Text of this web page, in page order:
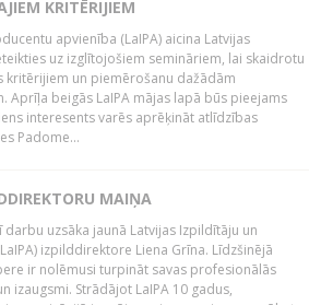
KRITĒRIJIEM
apvienība (LaIPA) aicina Latvijas
uz izglītojošiem semināriem, lai skaidrotu
kritērijiem un piemērošanu dažādām
Aprīļa beigās LaIPA mājas lapā būs pieejams
interesents varēs aprēķināt atlīdzības
Padome...
MAIŅA
uzsāka jaunā Latvijas Izpildītāju un
izpilddirektore Liena Grīna. Līdzšinējā
ir nolēmusi turpināt savas profesionālās
izaugsmi. Strādājot LaIPA 10 gadus,